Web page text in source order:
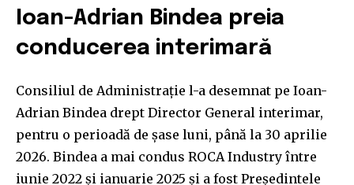
Ioan-Adrian Bindea preia
conducerea interimară
Consiliul de Administrație l-a desemnat pe Ioan-
Adrian Bindea drept Director General interimar,
pentru o perioadă de șase luni, până la 30 aprilie
2026. Bindea a mai condus ROCA Industry între
iunie 2022 și ianuarie 2025 și a fost Președintele